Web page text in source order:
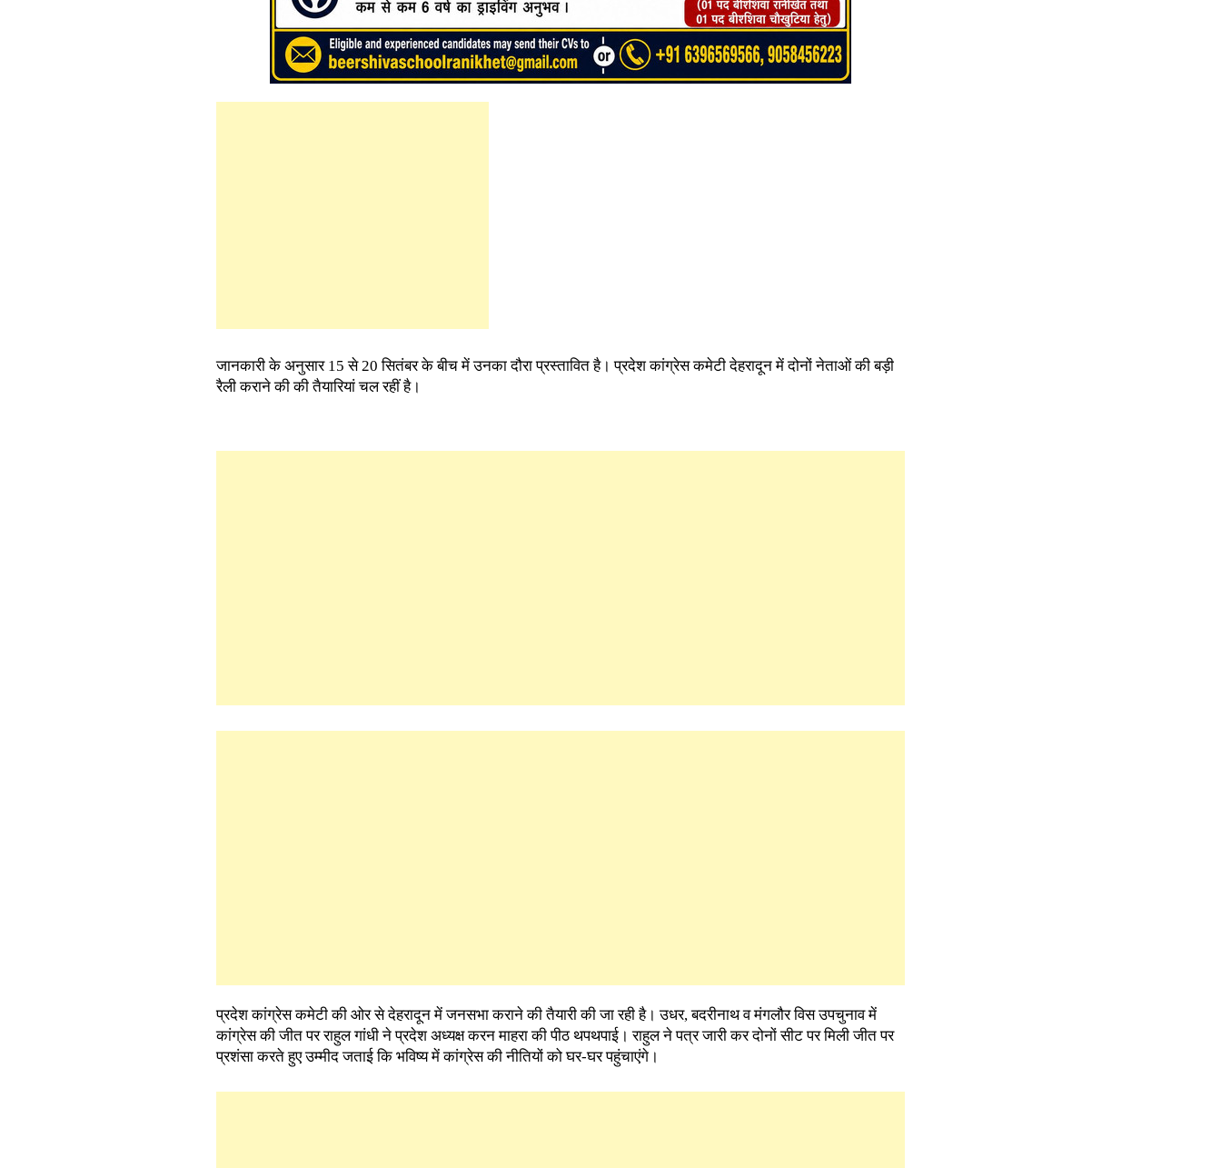
जानकारी के अनुसार 15 से 20 सितंबर के बीच में उनका दौरा प्रस्तावित है। प्रदेश कांग्रेस कमेटी देहरादून में दोनों नेताओं की बड़ी
रैली कराने की की तैयारियां चल रहीं है।
प्रदेश कांग्रेस कमेटी की ओर से देहरादून में जनसभा कराने की तैयारी की जा रही है। उधर, बदरीनाथ व मंगलौर विस उपचुनाव में
कांग्रेस की जीत पर राहुल गांधी ने प्रदेश अध्यक्ष करन माहरा की पीठ थपथपाई। राहुल ने पत्र जारी कर दोनों सीट पर मिली जीत पर
प्रशंसा करते हुए उम्मीद जताई कि भविष्य में कांग्रेस की नीतियों को घर-घर पहुंचाएंगे।